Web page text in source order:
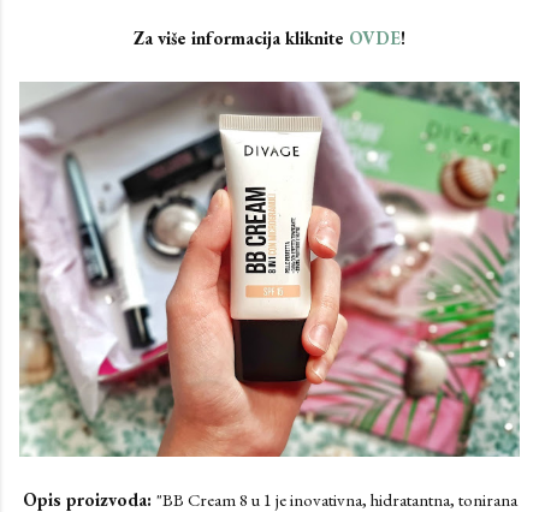
Za više informacija kliknite OVDE!
Opis proizvoda: "BB Cream 8 u 1 je inovativna, hidratantna, tonirana